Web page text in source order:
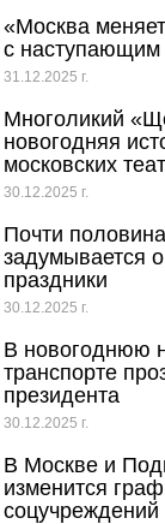
«Москва
с
31.12.2025 г.
Многоликий
новогодняя
московских
30.12.2025 г.
Почти
задумывается
праздники
30.12.2025 г.
В новогоднюю
транспорте
президента
30.12.2025 г.
В Москве и
изменится
соцучреждений